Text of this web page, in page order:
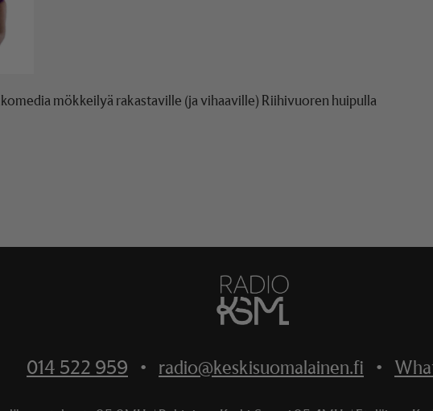
mökkeilyä rakastaville (ja vihaaville) Riihivuoren huipulla
014 522 959 • radio@keskisuomalainen.fi •